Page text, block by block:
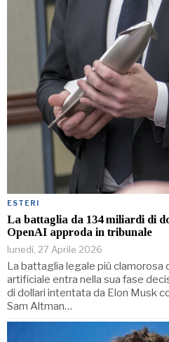
ESTERI
La battaglia da 134 miliardi di
OpenAI approda in tribunale
lunedì, 27 Aprile 2026
La battaglia legale più clamorosa
artificiale entra nella sua fase
di dollari intentata da Elon Musk
Sam Altman…